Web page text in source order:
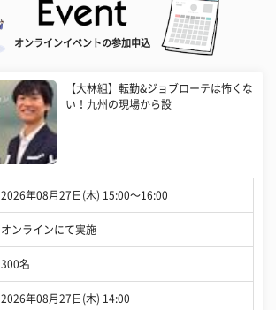
オンラインイベントの参加申込
【大林組】転勤&ジョブローテは怖くな
い！九州の現場から設
2026年08月27日(木) 15:00〜16:00
オンラインにて実施
300名
2026年08月27日(木) 14:00